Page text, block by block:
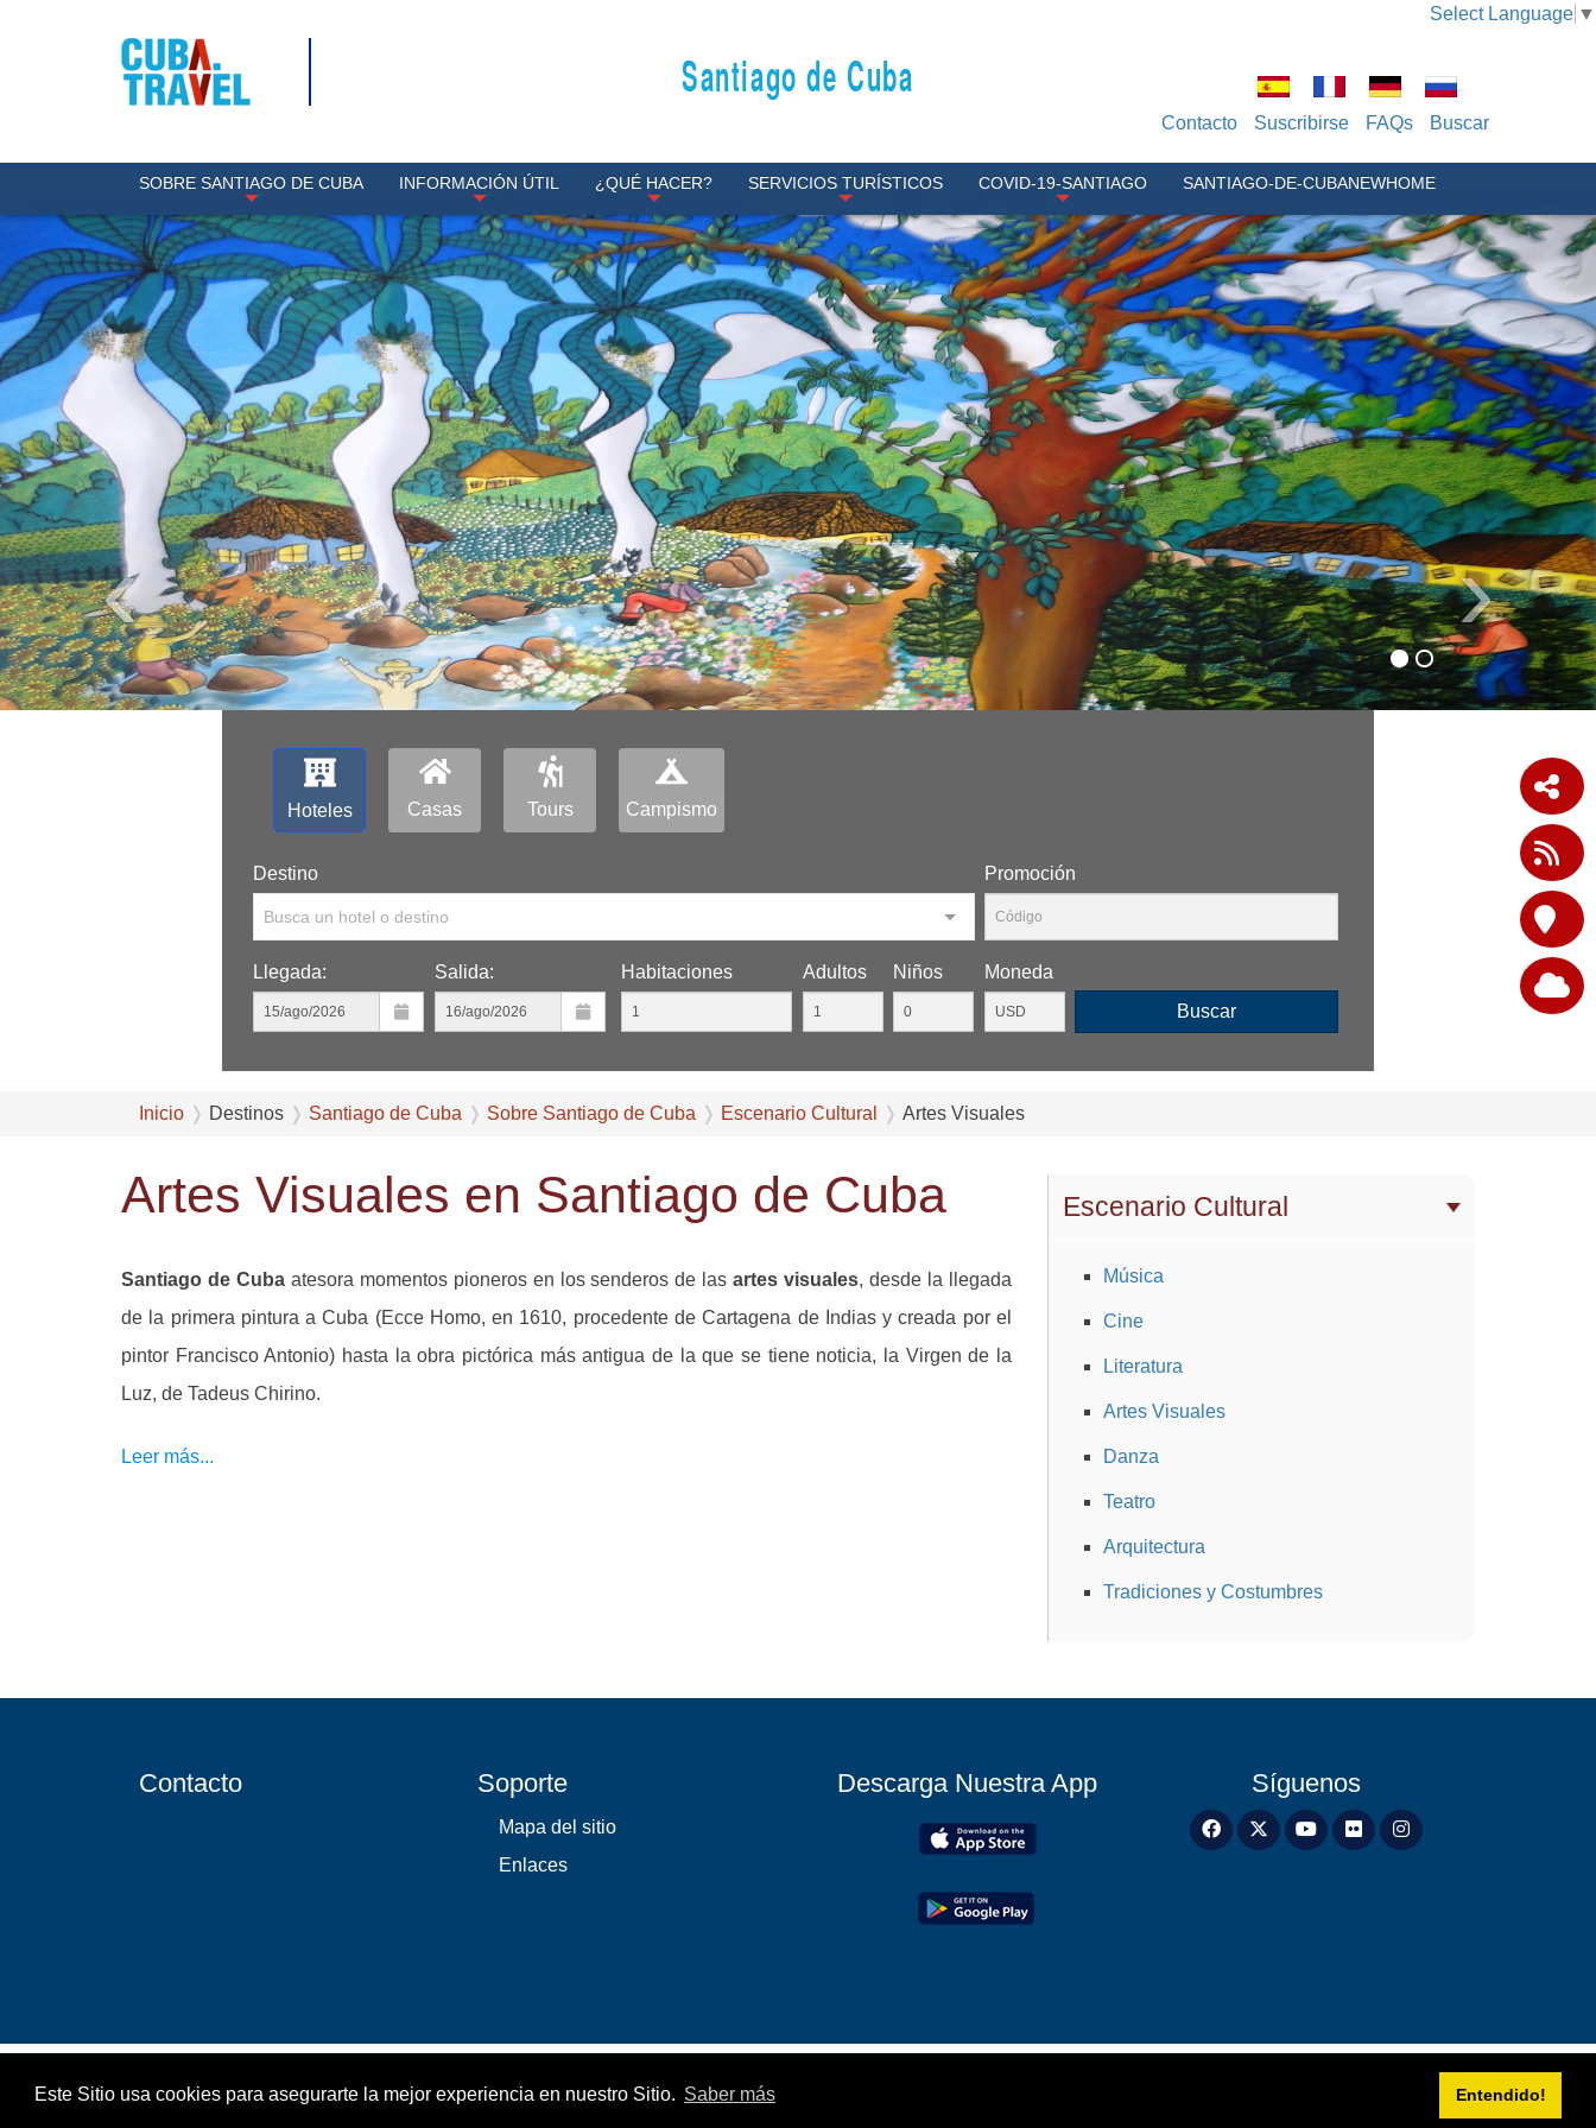
Este Sitio usa cookies para asegurarte la mejor experiencia en nuestro Sitio. Saber más Entendido!
Select Language ▼
Santiago de Cuba
Contacto Suscribirse FAQs Buscar
SOBRE SANTIAGO DE CUBA INFORMACIÓN ÚTIL ¿QUÉ HACER? SERVICIOS TURÍSTICOS COVID-19-SANTIAGO SANTIAGO-DE-CUBANEWHOME
‹ ›
Hoteles Casas Tours Campismo
Destino
Busca un hotel o destino
Promoción
Llegada: Salida: Habitaciones Adultos Niños
Moneda
Buscar
Inicio Destinos Santiago de Cuba Sobre Santiago de Cuba Escenario Cultural Artes Visuales
Escenario Cultural
Música
Cine
Literatura
Artes Visuales
Danza
Teatro
Arquitectura
Tradiciones y Costumbres
Artes Visuales en Santiago de Cuba
Santiago de Cubaatesora momentos pioneros en los senderos de lasartes visuales, desde la llegada
de la primera pintura a Cuba (Ecce Homo, en 1610, procedente de Cartagena de Indias y creada por el
pintor Francisco Antonio) hasta la obra pictórica más antigua de la que se tiene noticia, la Virgen de la
Luz, de Tadeus Chirino.
Leer más...
Contacto Soporte
Mapa del sitio
Enlaces
Descarga Nuestra App Síguenos